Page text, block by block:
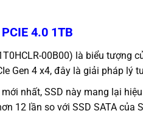
4.0 1TB
00B00) là biểu
Gen 4 x4, đây là giải pháp lý
nhất, SSD này mang lại
12 lần so với SSD SATA của